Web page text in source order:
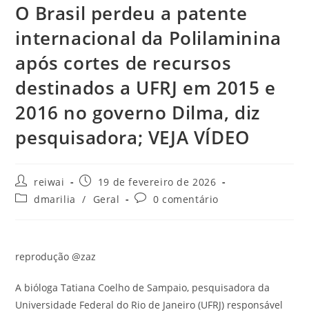
O Brasil perdeu a patente
internacional da Polilaminina
após cortes de recursos
destinados a UFRJ em 2015 e
2016 no governo Dilma, diz
pesquisadora; VEJA VÍDEO
Autor
do
post:
reiwai
Post
publicado:
19 de fevereiro de 2026
Categoria
dmarilia / Geral
Comentários
0 comentário
reprodução @zaz
A bióloga Tatiana Coelho de Sampaio, pesquisadora da
Universidade Federal do Rio de Janeiro (UFRJ) responsável